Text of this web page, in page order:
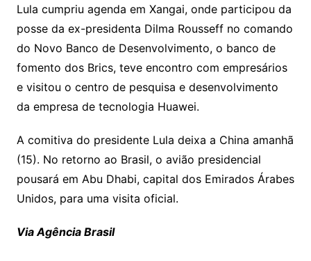
Lula cumpriu agenda em Xangai, onde participou da
posse da ex-presidenta Dilma Rousseff no comando
do Novo Banco de Desenvolvimento, o banco de
fomento dos Brics, teve encontro com empresários
e visitou o centro de pesquisa e desenvolvimento
da empresa de tecnologia Huawei.
A comitiva do presidente Lula deixa a China amanhã
(15). No retorno ao Brasil, o avião presidencial
pousará em Abu Dhabi, capital dos Emirados Árabes
Unidos, para uma visita oficial.
Via Agência Brasil